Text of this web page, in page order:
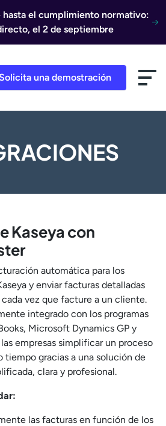
hasta el cumplimiento normativo:
el 2 de septiembre
Solicita una demostración
Kaseya con
automática para los
y enviar facturas detalladas
vez que facture a un cliente.
integrado con los programas
Microsoft Dynamics GP y
empresas simplificar un proceso
tiempo gracias a una solución de
clara y profesional.
las facturas en función de los